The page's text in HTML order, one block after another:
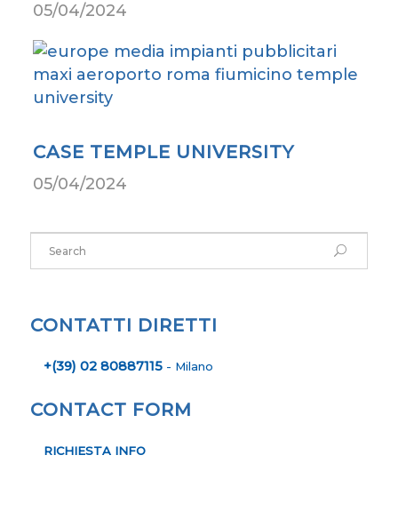
05/04/2024
CASE TEMPLE UNIVERSITY
05/04/2024
CONTATTI DIRETTI
+(39) 02 80887115- Milano
CONTACT FORM
RICHIESTA INFO